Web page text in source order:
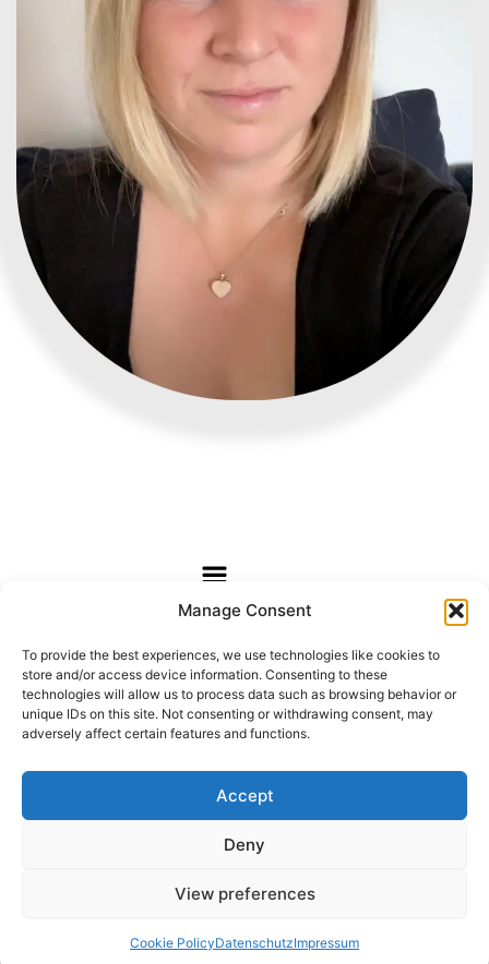
Manage Consent
To provide the best experiences, we use technologies like cookies to
store and/or access device information. Consenting to these
technologies will allow us to process data such as browsing behavior or
unique IDs on this site. Not consenting or withdrawing consent, may
adversely affect certain features and functions.
Accept
Deny
View preferences
Cookie PolicyDatenschutzImpressum
Menü
Lorem ipsum dolor sit amet, consectetur adipiscing
(c) 2020 All Rights Reserved.